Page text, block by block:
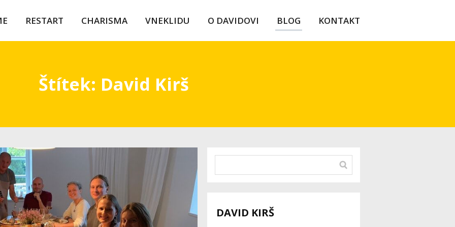
RESTART CHARISMA VNEKLIDU O DAVIDOVI BLOG KONTAKT
Štítek: David Kirš
DAVID KIRŠ